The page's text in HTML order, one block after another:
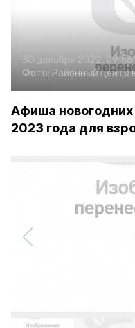
30 декабря 2022, 09:56
Фото: Районный центр
Афиша
2023 года для